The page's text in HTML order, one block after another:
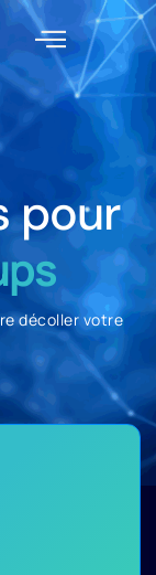
pour
décoller votre